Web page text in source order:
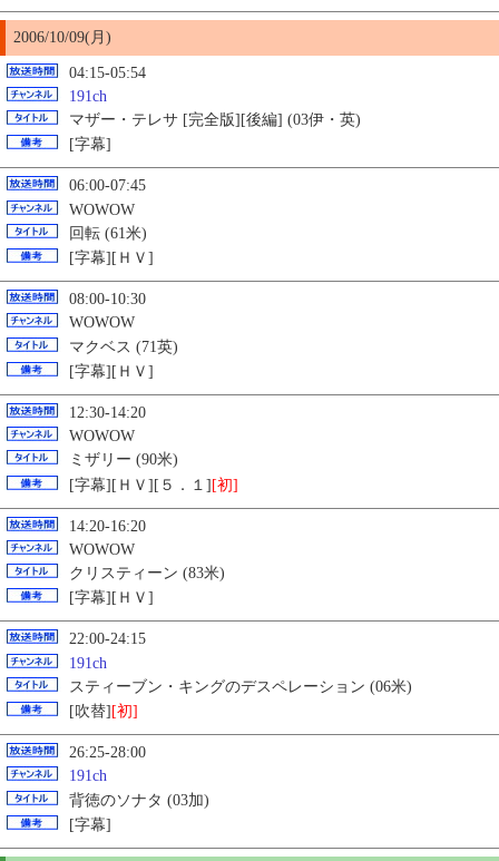
2006/10/09(月)
04:15-05:54
191ch
マザー・テレサ [完全版][後編] (03伊・英)
[字幕]
06:00-07:45
WOWOW
回転 (61米)
[字幕][ＨＶ]
08:00-10:30
WOWOW
マクベス (71英)
[字幕][ＨＶ]
12:30-14:20
WOWOW
ミザリー (90米)
[字幕][ＨＶ][５．１][初]
14:20-16:20
WOWOW
クリスティーン (83米)
[字幕][ＨＶ]
22:00-24:15
191ch
スティーブン・キングのデスペレーション (06米)
[吹替] [初]
26:25-28:00
191ch
背徳のソナタ (03加)
[字幕]